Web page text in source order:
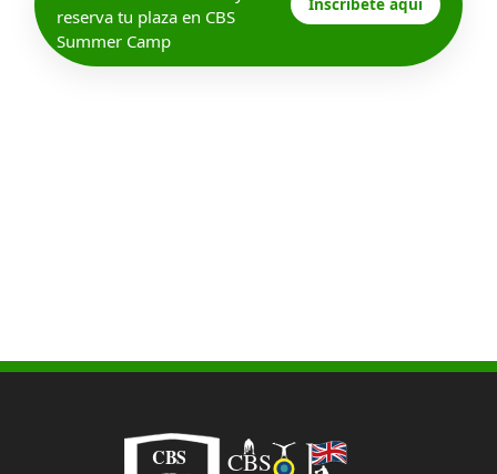
reserva tu plaza en CBS
Summer Camp
Inscríbete aquí